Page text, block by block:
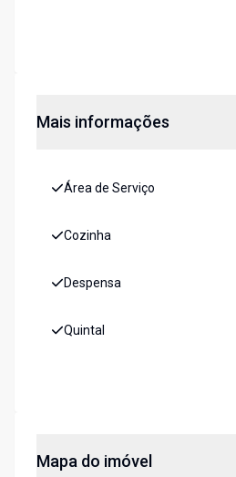
Mais informações
Área de Serviço
Cozinha
Despensa
Quintal
Mapa do imóvel